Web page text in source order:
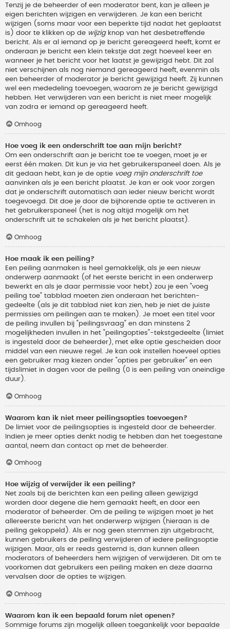
Tenzij je de beheerder of een moderator bent, kan je alleen je
eigen berichten wijzigen en verwijderen. Je kan een bericht
wijzigen (soms maar voor een beperkte tijd nadat het geplaatst
is) door te klikken op de wijzigknop van het desbetreffende
bericht. Als er al iemand op je bericht gereageerd heeft, komt er
onderaan je bericht een klein tekstje dat zegt hoeveel keer en
wanneer je het bericht voor het laatst je gewijzigd hebt. Dit zal
niet verschijnen als nog niemand gereageerd heeft, evenmin als
een beheerder of moderator je bericht gewijzigd heeft. Zij kunnen
wel een mededeling toevoegen, waarom ze je bericht gewijzigd
hebben. Het verwijderen van een bericht is niet meer mogelijk
van zodra er iemand op gereageerd heeft.
Omhoog
Hoe voeg ik een onderschrift toe aan mijn bericht?
Om een onderschrift aan je bericht toe te voegen, moet je er
eerst één maken. Dit kun je via het gebruikerspaneel doen. Als je
dit gedaan hebt, kan je de optie voeg mijn onderschrift toe
aanvinken als je een bericht plaatst. Je kan er ook voor zorgen
dat je onderschrift automatisch aan ieder nieuw bericht wordt
toegevoegd. Dit doe je door de bijhorende optie te activeren in
het gebruikerspaneel (het is nog altijd mogelijk om het
onderschrift uit te schakelen als je het bericht plaatst).
Omhoog
Hoe maak ik een peiling?
Een peiling aanmaken is heel gemakkelijk, als je een nieuw
onderwerp aanmaakt (of het eerste bericht in een onderwerp
bewerkt en als je daar permissie voor hebt) zou je een "voeg
peiling toe" tabblad moeten zien onderaan het berichten-
gedeelte (als je dit tabblad niet kan zien, heb je niet de juiste
permissies om peilingen aan te maken). Je moet een titel voor
de peiling invullen bij "peilingsvraag" en dan minstens 2
mogelijkheden invullen in het "peilingopties"-tekstgedeelte (limiet
is ingesteld door de beheerder), met elke optie gescheiden door
middel van een nieuwe regel. Je kan ook instellen hoeveel opties
een gebruiker mag kiezen onder "opties per gebruiker" en een
tijdslimiet in dagen voor de peiling (0 is een peiling van oneindige
duur).
Omhoog
Waarom kan ik niet meer peilingsopties toevoegen?
De limiet voor de peilingsopties is ingesteld door de beheerder.
Indien je meer opties denkt nodig te hebben dan het toegestane
aantal, neem dan contact op met de beheerder.
Omhoog
Hoe wijzig of verwijder ik een peiling?
Net zoals bij de berichten kan een peiling alleen gewijzigd
worden door degene die hem gemaakt heeft, en door een
moderator of beheerder. Om de peiling te wijzigen moet je het
allereerste bericht van het onderwerp wijzigen (hieraan is de
peiling gekoppeld). Als er nog geen stemmen zijn uitgebracht,
kunnen gebruikers de peiling verwijderen of iedere peilingsoptie
wijzigen. Maar, als er reeds gestemd is, dan kunnen alleen
moderators of beheerders hem wijzigen of verwijderen. Dit om te
voorkomen dat gebruikers een peiling maken en deze daarna
vervalsen door de opties te wijzigen.
Omhoog
Waarom kan ik een bepaald forum niet openen?
Sommige forums zijn mogelijk alleen toegankelijk voor bepaalde